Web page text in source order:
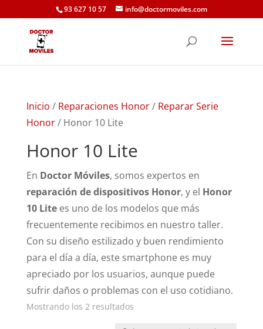
93 627 10 57 info@doctormoviles.com
Inicio / Reparaciones Honor/ Reparar Serie
Honor/ Honor 10 Lite
Honor 10 Lite
En Doctor Móviles, somos expertos en
reparación de dispositivos Honor, y el Honor
10 Litees uno de los modelos que más
frecuentemente recibimos en nuestro taller.
Con su diseño estilizado y buen rendimiento
para el día a día, este smartphone es muy
apreciado por los usuarios, aunque puede
sufrir daños o problemas con el uso cotidiano.
Mostrando los 2 resultadosOrdenado